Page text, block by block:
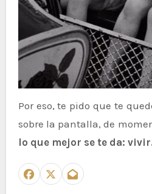
Por eso, te pido que te
sobre la pantalla, de
lo que mejor se te da: